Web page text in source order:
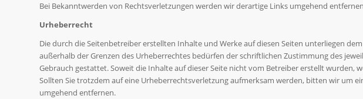
Bei Bekanntwerden von Rechtsverletzungen werden wir derartige Links umgehend
Urheberrecht
Die durch die Seitenbetreiber erstellten Inhalte und Werke auf diesen Seiten unterliegen
außerhalb der Grenzen des Urheberrechtes bedürfen der schriftlichen Zustimmung des
Gebrauch gestattet. Soweit die Inhalte auf dieser Seite nicht vom Betreiber erstellt
Sollten Sie trotzdem auf eine Urheberrechtsverletzung aufmerksam werden, bitten wir um
umgehend entfernen.